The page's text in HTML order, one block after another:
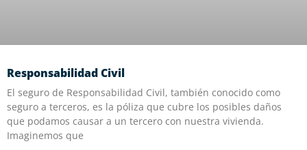
Responsabilidad Civil
El seguro de Responsabilidad Civil, también conocido como
seguro a terceros, es la póliza que cubre los posibles daños
que podamos causar a un tercero con nuestra vivienda.
Imaginemos que